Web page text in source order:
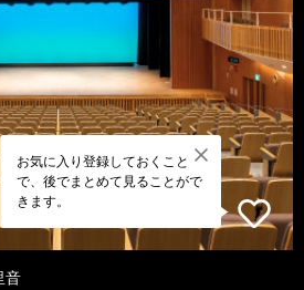
お気に入り登録しておくこと
で、後でまとめて見ることがで
きます。
音